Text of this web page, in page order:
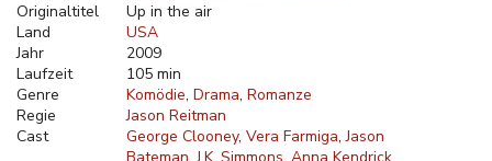
Originaltitel
Up in the air
Land
USA
Jahr
2009
Laufzeit
105 min
Genre
Komödie Drama Romanze
Regie
Jason Reitman
Cast
George Clooney Vera Farmiga Jason